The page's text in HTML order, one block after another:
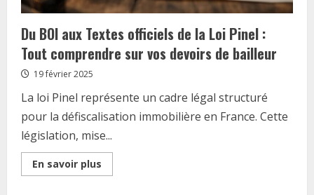
Du BOI aux Textes officiels de la Loi Pinel :
Tout comprendre sur vos devoirs de bailleur
19 février 2025
La loi Pinel représente un cadre légal structuré
pour la défiscalisation immobilière en France. Cette
législation, mise...
En savoir plus
more